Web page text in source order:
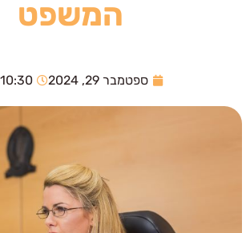
המשפט
ספטמבר 29, 2024 10:30 am